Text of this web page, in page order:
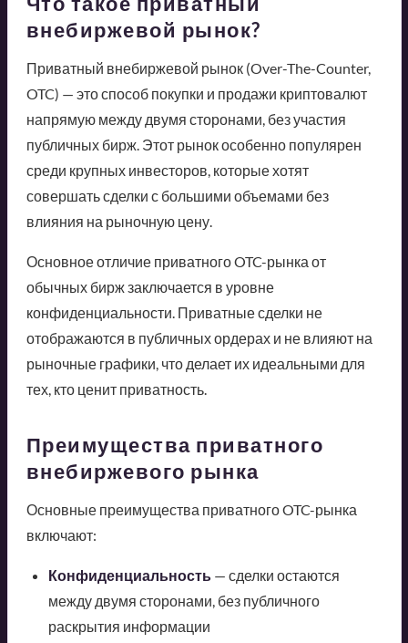
внебиржевой рынок?
Приватный внебиржевой рынок (Over-The-Counter,
OTC) — это способ покупки и продажи криптовалют
напрямую между двумя сторонами, без участия
публичных бирж. Этот рынок особенно популярен
среди крупных инвесторов, которые хотят
совершать сделки с большими объемами без
влияния на рыночную цену.
Основное отличие приватного OTC-рынка от
обычных бирж заключается в уровне
конфиденциальности. Приватные сделки не
отображаются в публичных ордерах и не влияют на
рыночные графики, что делает их идеальными для
тех, кто ценит приватность.
Преимущества приватного
внебиржевого рынка
Основные преимущества приватного OTC-рынка
включают:
Конфиденциальность— сделки остаются
между двумя сторонами, без публичного
раскрытия информации